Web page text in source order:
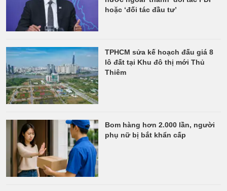
hoặc ‘đối tác đầu tư’
TPHCM sửa kế hoạch đấu giá 8
lô đất tại Khu đô thị mới Thủ
Thiêm
Bom hàng hơn 2.000 lần, người
phụ nữ bị bắt khẩn cấp